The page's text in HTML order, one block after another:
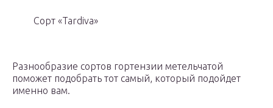
Сорт «Tardiva»
Разнообразие сортов гортензии метельчатой
поможет подобрать тот самый, который подойдет
именно вам.